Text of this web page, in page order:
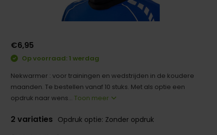
€6,95
Op voorraad: 1 werdag
Nekwarmer : voor trainingen en wedstrijden in de koudere
maanden. Te bestellen vanaf 10 stuks. Met als optie een
opdruk naar wens...Toon meer
2 variaties Opdruk optie: Zonder opdruk